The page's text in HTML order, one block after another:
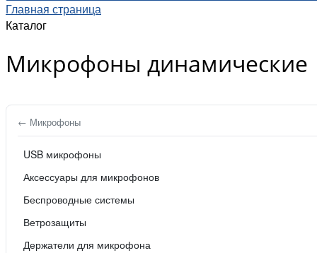
Главная страница
Каталог
Микрофоны динамические
← Микрофоны
USB микрофоны
Аксессуары для микрофонов
Беспроводные системы
Ветрозащиты
Держатели для микрофона